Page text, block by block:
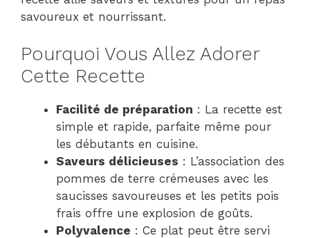
savoureux et nourrissant.
Pourquoi Vous Allez Adorer
Cette Recette
Facilité de préparation : La recette est
simple et rapide, parfaite même pour
les débutants en cuisine.
Saveurs délicieuses : L’association des
pommes de terre crémeuses avec les
saucisses savoureuses et les petits pois
frais offre une explosion de goûts.
Polyvalence : Ce plat peut être servi